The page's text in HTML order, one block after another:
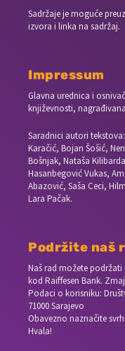
Sadržaje je moguće
izvora i linka na sadržaj.
Impressum
Glavna urednica i
književnosti,
Saradnici autori
Karačić, Bojan Šošić,
Bošnjak, Nataša
Hasanbegović Vukas,
Abazović, Saša Ceci,
Lara Pačak.
Podržite naš
Naš rad možete
kod Raiffesen Bank.
Podaci o korisniku:
71000 Sarajevo
Obavezno naznačite
Hvala!